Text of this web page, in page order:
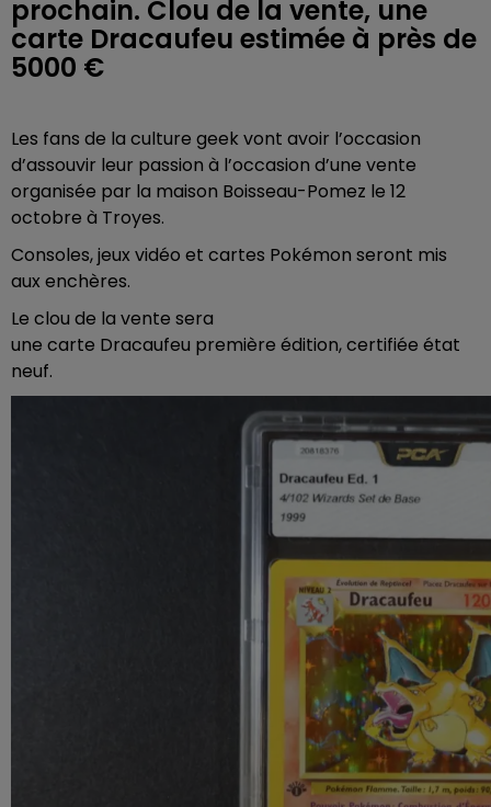
prochain. Clou de la vente, une
carte Dracaufeu estimée à près de
5000 €
Les fans de la culture geek vont avoir l’occasion
d’assouvir leur passion à l’occasion d’une vente
organisée par la maison Boisseau-Pomez le 12
octobre à Troyes.
Consoles, jeux vidéo et cartes Pokémon seront mis
aux enchères.
Le clou de la vente sera
une carte Dracaufeu première édition, certifiée état
neuf.